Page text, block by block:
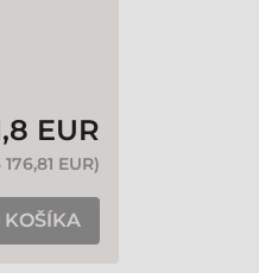
EUR
176,81 EUR)
KOŠÍKA